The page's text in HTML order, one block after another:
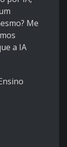
Me
a IA